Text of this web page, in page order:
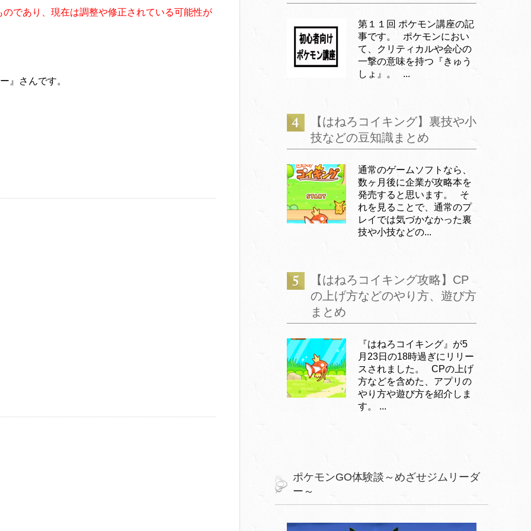
であり、現在は調整や修正されている可能性が
』さんです。
第１１回 ポケモン講座の記
事です。 ポケモンにおい
て、クリティカルや会心の
一撃の意味を持つ『きゅう
しょ』。 ...
【はねろコイキング】裏技や小
技などの豆知識まとめ
通常のゲームソフトなら、
数ヶ月後に企業が攻略本を
発売すると思います。 そ
れを見ることで、通常のプ
レイでは気づかなかった裏
技や小技などの...
【はねろコイキング攻略】CP
の上げ方などのやり方、遊び方
まとめ
『はねろコイキング』が5
月23日の18時過ぎにリリー
スされました。 CPの上げ
方などを含めた、アプリの
やり方や遊び方を紹介しま
す。 ...
ポケモンGO体験談～めざせジムリーダ
ー～